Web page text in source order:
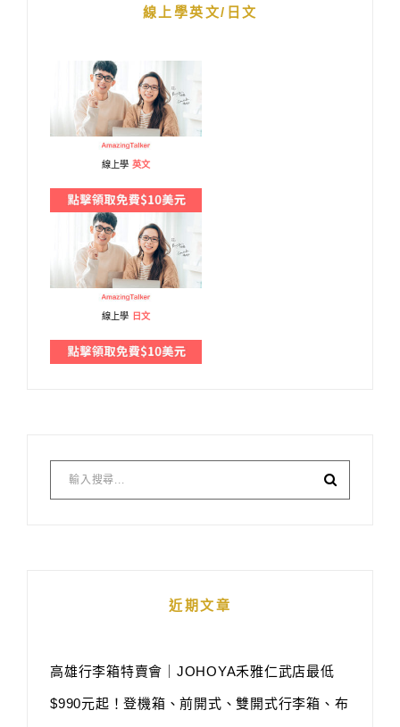
線上學英文/日文
線上學 英文
線上學 日文
近期文章
高雄行李箱特賣會｜JOHOYA禾雅仁武店最低
$990元起！登機箱、前開式、雙開式行李箱、布